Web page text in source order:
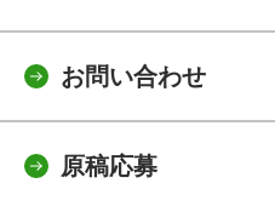
お問い合わせ
原稿応募